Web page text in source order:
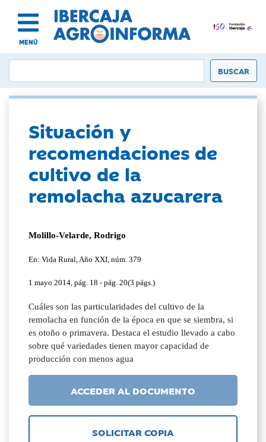
MENÚ
Situación y
recomendaciones de
cultivo de la
remolacha azucarera
Molillo-Velarde, Rodrigo
En: Vida Rural, Año XXI, núm. 379
1 mayo 2014, pág. 18 - pág. 20(3 págs.)
Cuáles son las particularidades del cultivo de la
remolacha en función de la época en que se siembra, si
es otoño o primavera. Destaca el estudio llevado a cabo
sobre qué variedades tienen mayor capacidad de
producción con menos agua
ACCEDER AL DOCUMENTO
SOLICITAR COPIA